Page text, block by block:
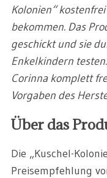
Kolonien“
bekommen. Das
geschickt und sie
Enkelkindern
Corinna komplett
Vorgaben des
Über das
Die „Kuschel-
Preisempfehlung